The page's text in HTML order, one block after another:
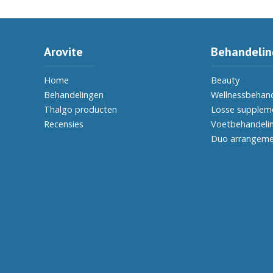
Arovite
Home
Behandelingen
Thalgo producten
Recensies
Beauty
Losse
Duo
Arovite, mijn vakantie is
ontspannen begonnen, dank